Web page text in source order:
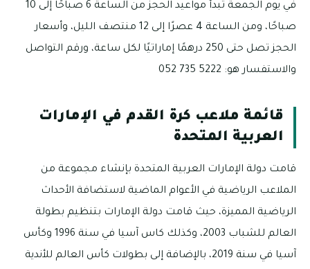
في يوم الجمعة تبدأ مواعيد الحجز من الساعة 6 صباحًا إلى 10
صباحًا، ومن الساعة 4 عصرًا إلى 12 منتصف الليل، وأسعار
الحجز تصل حتى 250 درهمًا إماراتيًا لكل ساعة، ورقم التواصل
والاستفسار هو: 5222 735 052
قائمة ملاعب كرة القدم في الإمارات
العربية المتحدة
قامت دولة الإمارات العربية المتحدة بإنشاء مجموعة من
الملاعب الرياضية في الأعوام الماضية لاستضافة الأحداث
الرياضية المميزة، حيث قامت دولة الإمارات بتنظيم بطولة
العالم للشباب 2003، وكذلك كاس آسيا في سنة 1996 وكأس
آسيا في سنة 2019، بالإضافة إلى بطولات كأس العالم للأندية